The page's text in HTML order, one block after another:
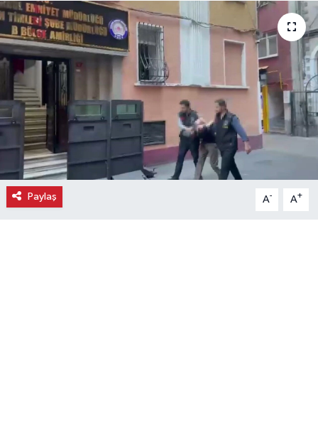
Paylaş A- A+
Eleman
Emlak
Gündem
Gurme
Haber
İlçe Haberleri